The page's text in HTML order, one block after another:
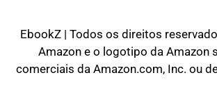
EbookZ | Todos os direitos
Amazon e o logotipo da Amazon
comerciais da Amazon.com, Inc. ou